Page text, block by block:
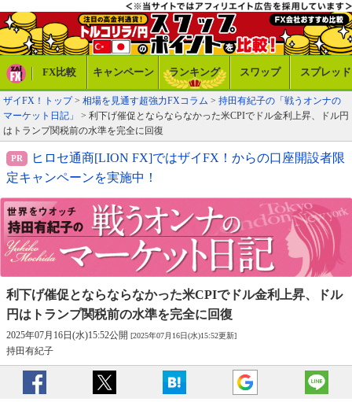
FX比較 キャンペーン ランキング スワップ スプレッド
ザイFX！トップ> 相場を見通す超強力FXコラム > 持田有紀子の「戦うオンナの
マーケット日記」
> 利下げ催促とならならなかった米CPIでドル金利上昇、ドル円
はトランプ関税前の水準を完全に回復
ヒロセ通商[LION FX]ではザイFX！からの口座開設者限
定キャンペーンを実施中！
利下げ催促とならならなかった米CPIでドル金利上昇、
ドル
円はトランプ関税前の水準を完全に回復
2025年07月16日(水)15:52公開 [2025年07月16日(水)15:52更新]
持田有紀子